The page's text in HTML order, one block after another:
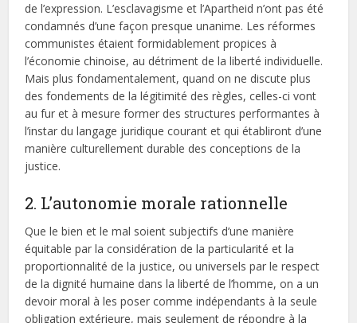
de l’expression. L’esclavagisme et l’Apartheid n’ont pas été
condamnés d’une façon presque unanime. Les réformes
communistes étaient formidablement propices à
l’économie chinoise, au détriment de la liberté individuelle.
Mais plus fondamentalement, quand on ne discute plus
des fondements de la légitimité des règles, celles-ci vont
au fur et à mesure former des structures performantes à
l’instar du langage juridique courant et qui établiront d’une
manière culturellement durable des conceptions de la
justice.
2. L’autonomie morale rationnelle
Que le bien et le mal soient subjectifs d’une manière
équitable par la considération de la particularité et la
proportionnalité de la justice, ou universels par le respect
de la dignité humaine dans la liberté de l’homme, on a un
devoir moral à les poser comme indépendants à la seule
obligation extérieure, mais seulement de répondre à la